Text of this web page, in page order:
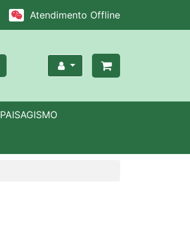
Atendimento Offline
PAISAGISMO